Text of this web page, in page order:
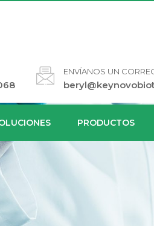
ENVÍANOS UN
PRODUCTOS